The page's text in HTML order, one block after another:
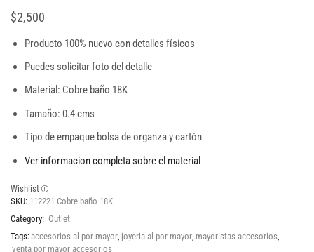
$2,500
Producto 100% nuevo con detalles físicos
Puedes solicitar foto del detalle
Material: Cobre baño 18K
Tamaño: 0.4 cms
Tipo de empaque bolsa de organza y cartón
Ver informacion completa sobre el material
Wishlist
SKU: 112221 Cobre baño 18K
Category: Outlet
Tags: accesorios al por mayor, joyeria al por mayor, mayoristas accesorios,
venta por mayor accesorios